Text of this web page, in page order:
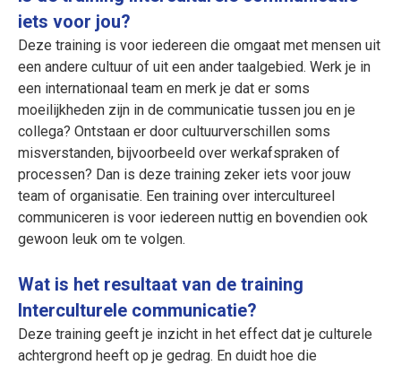
iets voor jou?
Deze training is voor iedereen die omgaat met mensen uit
een andere cultuur of uit een ander taalgebied. Werk je in
een internationaal team en merk je dat er soms
moeilijkheden zijn in de communicatie tussen jou en je
collega? Ontstaan er door cultuurverschillen soms
misverstanden, bijvoorbeeld over werkafspraken of
processen? Dan is deze training zeker iets voor jouw
team of organisatie. Een training over intercultureel
communiceren is voor iedereen nuttig en bovendien ook
gewoon leuk om te volgen.
Wat is het resultaat van de training
Interculturele communicatie?
Deze training geeft je inzicht in het effect dat je culturele
achtergrond heeft op je gedrag. En duidt hoe die